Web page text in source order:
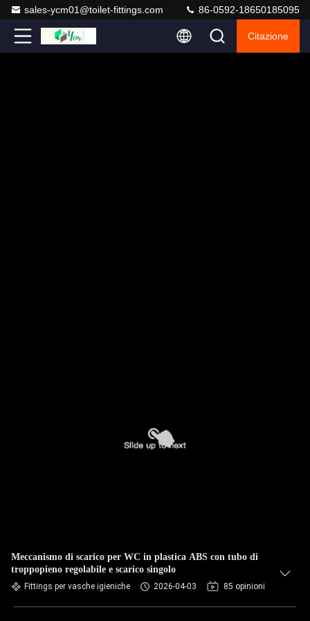
sales-ycm01@toilet-fittings.com 86-0592-18650185095
Citazione
Meccanismo di scarico per WC in plastica ABS con tubo di
troppopieno regolabile e scarico singolo
Fittings per vasche igieniche 2026-04-03 85 opinioni